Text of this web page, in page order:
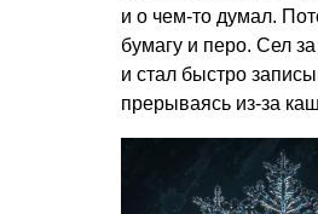
и о чем-то думал.
бумагу и перо. Сел
и стал быстро
прерываясь из-за